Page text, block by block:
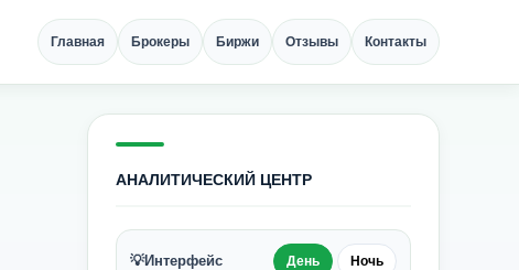
Главная Брокеры Биржи Отзывы Контакты
АНАЛИТИЧЕСКИЙ ЦЕНТР
💡Интерфейс День Ночь